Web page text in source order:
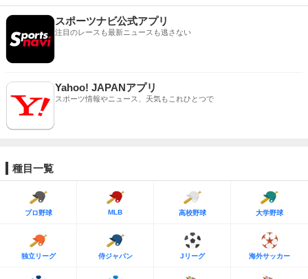
スポーツナビ公式アプリ
注目のレースも最新ニュースも逃さない
Yahoo! JAPANアプリ
スポーツ情報やニュース、天気もこれひとつで
種目一覧
プロ野球 MLB 高校野球 大学野球
独立リーグ 侍ジャパン Jリーグ 海外サッカー